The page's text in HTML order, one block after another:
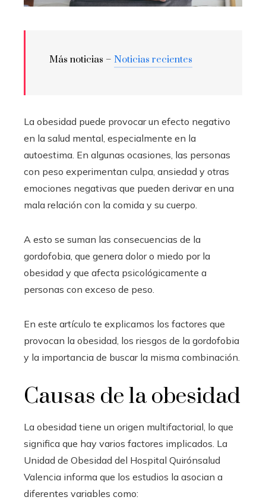
Más noticias – Noticias recientes
La obesidad puede provocar un efecto negativo
en la salud mental, especialmente en la
autoestima. En algunas ocasiones, las personas
con peso experimentan culpa, ansiedad y otras
emociones negativas que pueden derivar en una
mala relación con la comida y su cuerpo.
A esto se suman las consecuencias de la
gordofobia, que genera dolor o miedo por la
obesidad y que afecta psicológicamente a
personas con exceso de peso.
En este artículo te explicamos los factores que
provocan la obesidad, los riesgos de la gordofobia
y la importancia de buscar la misma combinación.
Causas de la obesidad
La obesidad tiene un origen multifactorial, lo que
significa que hay varios factores implicados. La
Unidad de Obesidad del Hospital Quirónsalud
Valencia informa que los estudios la asocian a
diferentes variables como: